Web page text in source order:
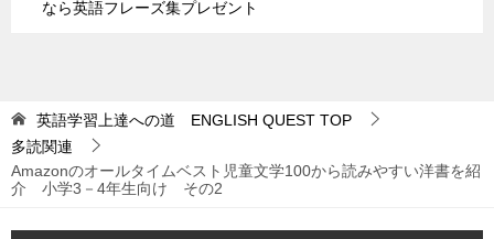
なら英語フレーズ集プレゼント
英語学習上達への道 ENGLISH QUEST TOP
多読関連
Amazonのオールタイムベスト児童文学100から読みやすい洋書を紹
介 小学3－4年生向け その2